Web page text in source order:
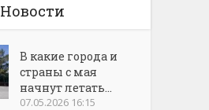
Новости
В какие города и
страны с мая
начнут летать...
07.05.2026 16:15